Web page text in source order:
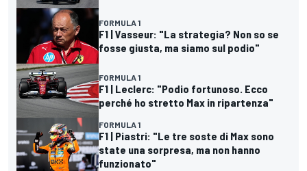
FORMULA 1
F1 | Vasseur: "La strategia? Non so se
fosse giusta, ma siamo sul podio"
FORMULA 1
F1 | Leclerc: "Podio fortunoso. Ecco
perché ho stretto Max in ripartenza"
FORMULA 1
F1 | Piastri: "Le tre soste di Max sono
state una sorpresa, ma non hanno
funzionato"